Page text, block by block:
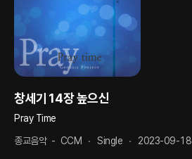
창세기14장 높으신
Pray Time
종교음악- CCM Single 2023-09-18